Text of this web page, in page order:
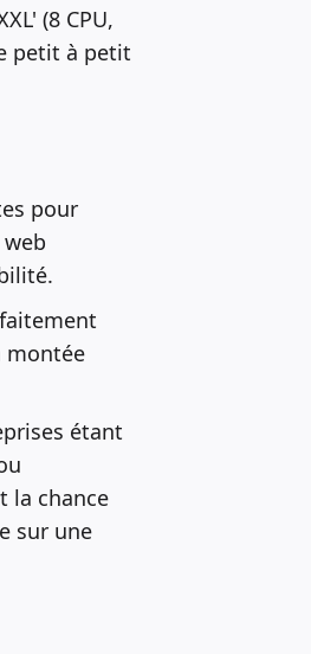
(8 CPU,
petit à petit
pour
montée
étant
la chance
sur une